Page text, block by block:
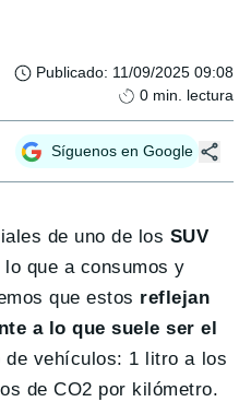
Publicado: 11/09/2025 09:08
0 min. lectura
Síguenos en Google
de uno de los SUV
lo que a consumos y
que estos reflejan
a lo que suele ser el
de vehículos: 1 litro a los
de CO2 por kilómetro.